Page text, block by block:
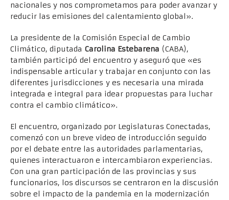
nacionales y nos comprometamos para poder avanzar y
reducir las emisiones del calentamiento global».
La presidente de la Comisión Especial de Cambio
Climático, diputada Carolina Estebarena (CABA),
también participó del encuentro y aseguró que «es
indispensable articular y trabajar en conjunto con las
diferentes jurisdicciones y es necesaria una mirada
integrada e integral para idear propuestas para luchar
contra el cambio climático».
El encuentro, organizado por Legislaturas Conectadas,
comenzó con un breve video de introducción seguido
por el debate entre las autoridades parlamentarias,
quienes interactuaron e intercambiaron experiencias.
Con una gran participación de las provincias y sus
funcionarios, los discursos se centraron en la discusión
sobre el impacto de la pandemia en la modernización